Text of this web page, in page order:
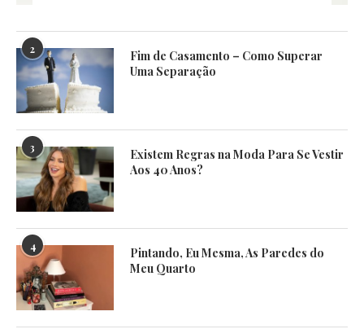
2
Fim de Casamento – Como Superar
Uma Separação
3
Existem Regras na Moda Para Se Vestir
Aos 40 Anos?
4
Pintando, Eu Mesma, As Paredes do
Meu Quarto